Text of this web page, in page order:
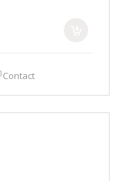
Contact